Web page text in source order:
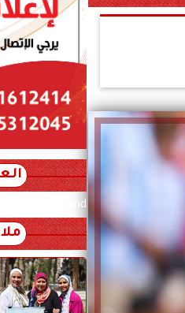
x0n not found